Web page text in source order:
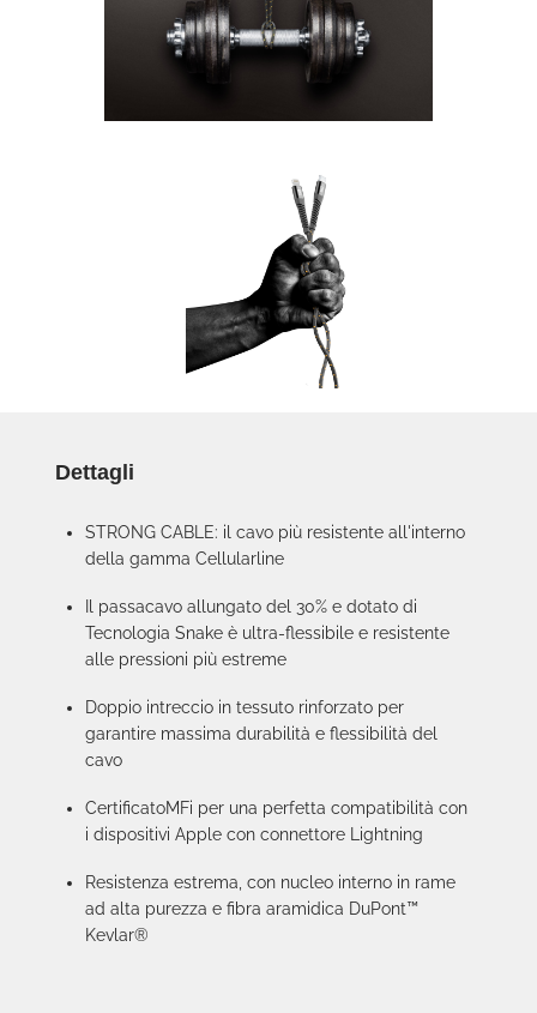
Dettagli
STRONG CABLE: il cavo più resistente all'interno
della gamma Cellularline
Il passacavo allungato del 30% e dotato di
Tecnologia Snake è ultra-flessibile e resistente
alle pressioni più estreme
Doppio intreccio in tessuto rinforzato per
garantire massima durabilità e flessibilità del
cavo
CertificatoMFi per una perfetta compatibilità con
i dispositivi Apple con connettore Lightning
Resistenza estrema, con nucleo interno in rame
ad alta purezza e fibra aramidica DuPont™
Kevlar®